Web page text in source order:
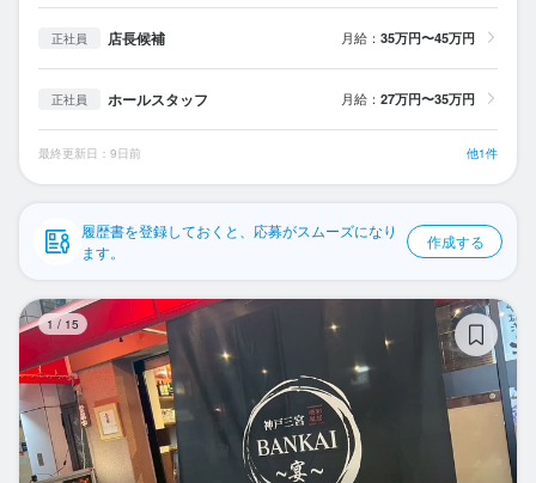
掲載をご検討の店舗様へ
プライバシーポリシー
企業情報
正社員 店長候補 月給： 35万円〜45万円
正社員 ホールスタッフ 月給： 27万円〜35万円
最終更新日：9日前 他1件
履歴書を登録しておくと、応募がスムーズになり
ます。
作成する
1/ 15